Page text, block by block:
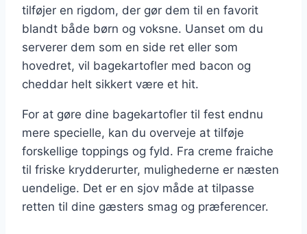
tilføjer en rigdom, der gør dem til en favorit
blandt både børn og voksne. Uanset om du
serverer dem som en side ret eller som
hovedret, vil bagekartofler med bacon og
cheddar helt sikkert være et hit.
For at gøre dine bagekartofler til fest endnu
mere specielle, kan du overveje at tilføje
forskellige toppings og fyld. Fra creme fraiche
til friske krydderurter, mulighederne er næsten
uendelige. Det er en sjov måde at tilpasse
retten til dine gæsters smag og præferencer.